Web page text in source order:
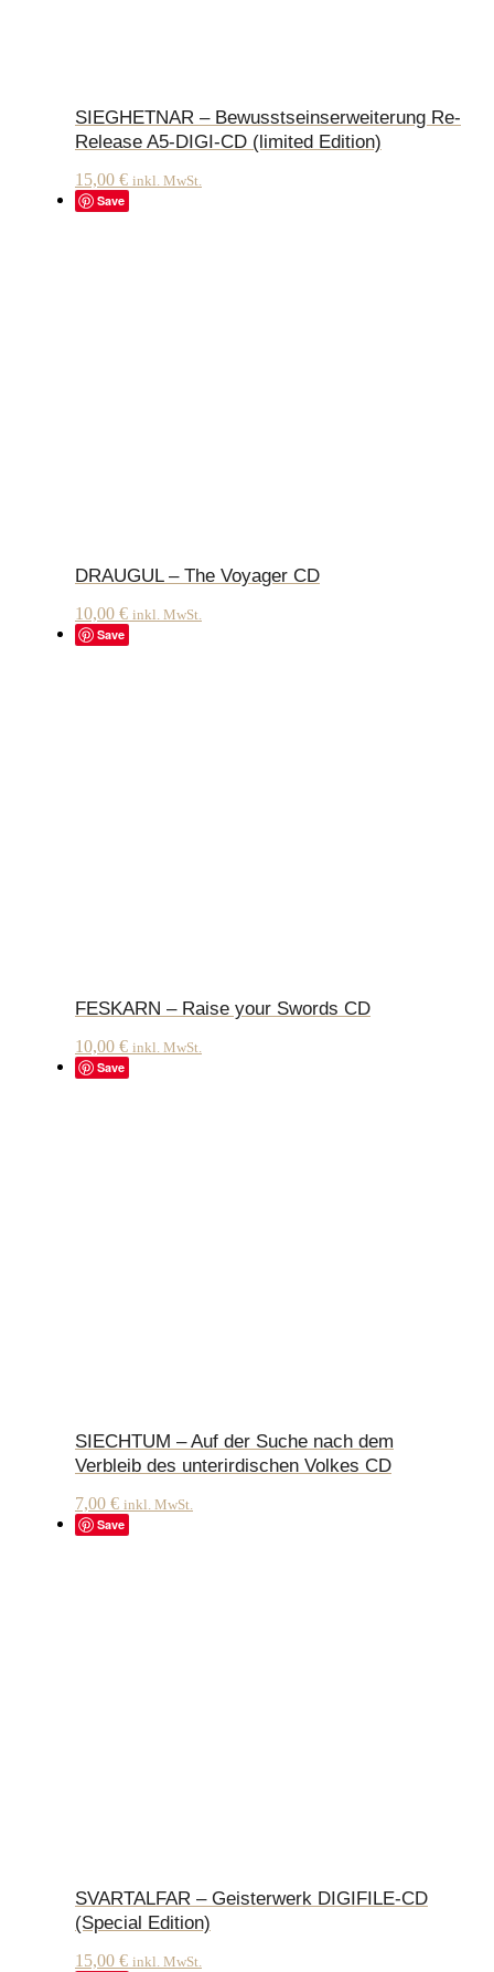
SIEGHETNAR – Bewusstseinserweiterung Re-
Release A5-DIGI-CD (limited Edition)
15,00 € inkl. MwSt.
Save
DRAUGUL – The Voyager CD
10,00 € inkl. MwSt.
Save
FESKARN – Raise your Swords CD
10,00 € inkl. MwSt.
Save
SIECHTUM – Auf der Suche nach dem
Verbleib des unterirdischen Volkes CD
7,00 € inkl. MwSt.
Save
SVARTALFAR – Geisterwerk DIGIFILE-CD
(Special Edition)
15,00 € inkl. MwSt.